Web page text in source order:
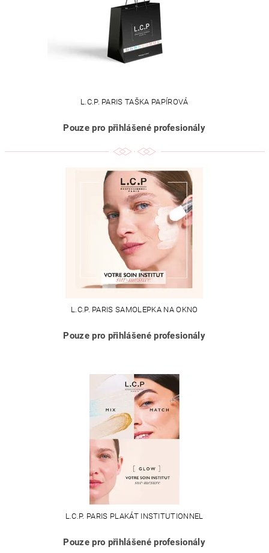
L.C.P. PARIS TAŠKA PAPÍROVÁ
Pouze pro přihlášené profesionály
L.C.P. PARIS SAMOLEPKA NA OKNO
Pouze pro přihlášené profesionály
L.C.P. PARIS PLAKÁT INSTITUTIONNEL
Pouze pro přihlášené profesionály